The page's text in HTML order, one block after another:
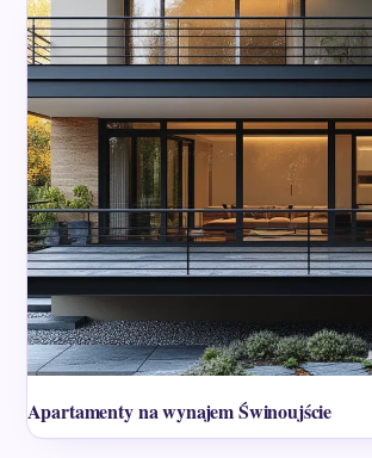
Apartamenty na wynajem Świnoujście